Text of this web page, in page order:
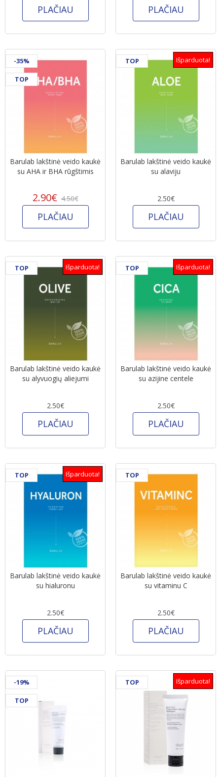
PLAČIAU PLAČIAU
Barulab lakštinė veido kaukė
su AHA ir BHA rūgštimis
2.90€ 4.50€
PLAČIAU
-35%
TOP
Išparduota!
Barulab lakštinė veido kaukė
su alaviju
2.50€
PLAČIAU
TOP
Išparduota!
Barulab lakštinė veido kaukė
su alyvuogių aliejumi
2.50€
PLAČIAU
TOP Išparduota!
Barulab lakštinė veido kaukė
su azijine centele
2.50€
PLAČIAU
TOP
Išparduota!
Barulab lakštinė veido kaukė
su hialuronu
2.50€
PLAČIAU
TOP
Barulab lakštinė veido kaukė
su vitaminu C
2.50€
PLAČIAU
TOP
-19%
TOP
Išparduota!
TOP